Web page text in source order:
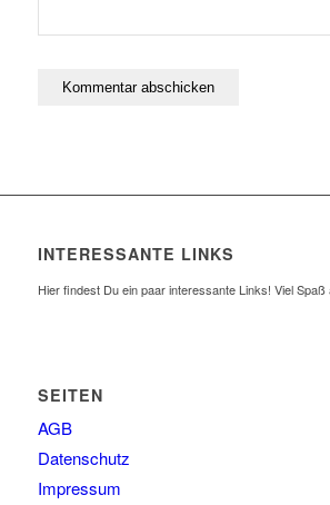
INTERESSANTE LINKS
Hier findest Du ein paar interessante Links! Viel
SEITEN
AGB
Datenschutz
Impressum